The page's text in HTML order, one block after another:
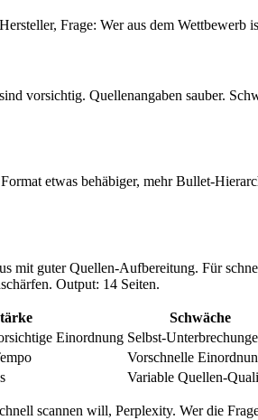
Frage: Wer aus dem
vorsichtig. Quellenangaben sauber.
etwas behäbiger, mehr Bullet-
mit guter Quellen-Aufbereitung. Für
Output: 14 Seiten.
Schwäche
Einordnung Selbst-
Vorschnelle
Variable Quellen-
scannen will, Perplexity. Wer die